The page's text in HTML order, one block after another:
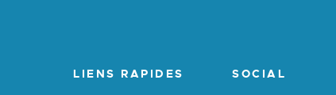
LIENS RAPIDES SOCIAL